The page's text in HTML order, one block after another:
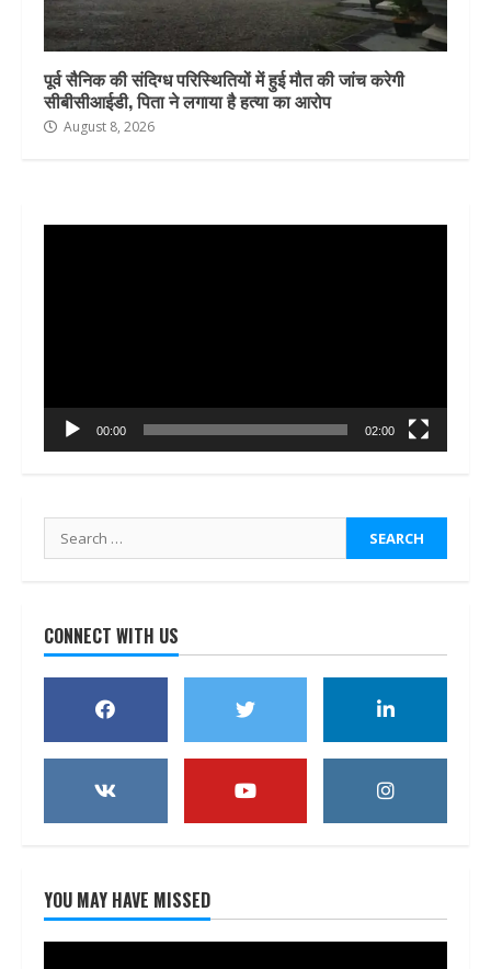
पूर्व सैनिक की संदिग्ध परिस्थितियों में हुई मौत की जांच करेगी
सीबीसीआईडी, पिता ने लगाया है हत्या का आरोप
August 8, 2026
00:00 02:00
Search
for:
CONNECT WITH US
YOU MAY HAVE MISSED